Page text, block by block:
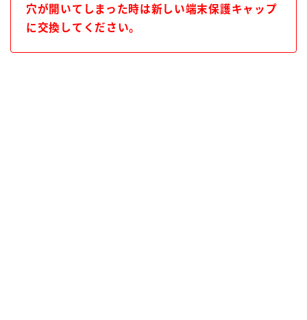
穴が開いてしまった時は新しい端末保護キャップ
に交換してください。